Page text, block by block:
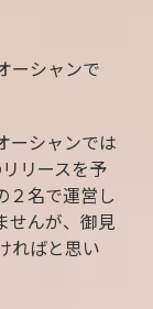
ーシャンで
ーシャンでは
リースを予
２名で運営し
せんが、御見
ればと思い